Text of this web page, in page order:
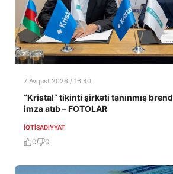
7 Avqust 2026 / 16:40
“Kristal” tikinti şirkəti tanınmış
imza atıb – FOTOLAR
İQTISADIYYAT
0 0